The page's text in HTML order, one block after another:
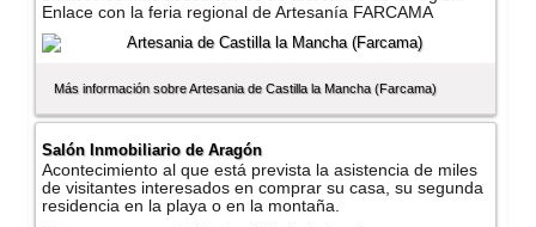
Enlace con la feria regional de Artesaní­a FARCAMA
Más información sobre Artesania de Castilla la Mancha (Farcama)
Salón Inmobiliario de Aragón
Acontecimiento al que está prevista la asistencia de miles
de visitantes interesados en comprar su casa, su segunda
residencia en la playa o en la montaña.